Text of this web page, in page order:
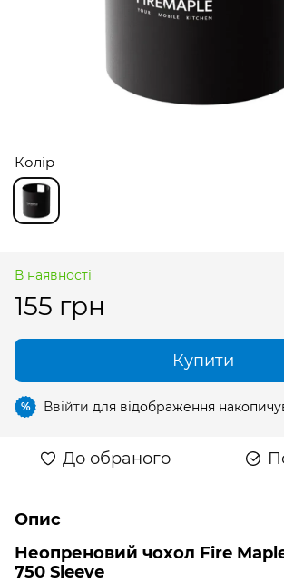
Колір
В наявності
155 грн
Купити
% Ввійти для відображення
До обраного
Опис
Неопреновий чохол Fire
750 Sleeve